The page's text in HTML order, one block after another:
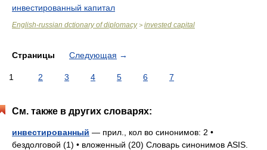
инвестированный капитал
English-russian dctionary of diplomacy> invested capital
Страницы Следующая →
1 2 3 4 5 6 7
См. также в других словарях:
инвестированный — прил., кол во синонимов: 2 •
бездолговой (1) • вложенный (20) Словарь синонимов ASIS.